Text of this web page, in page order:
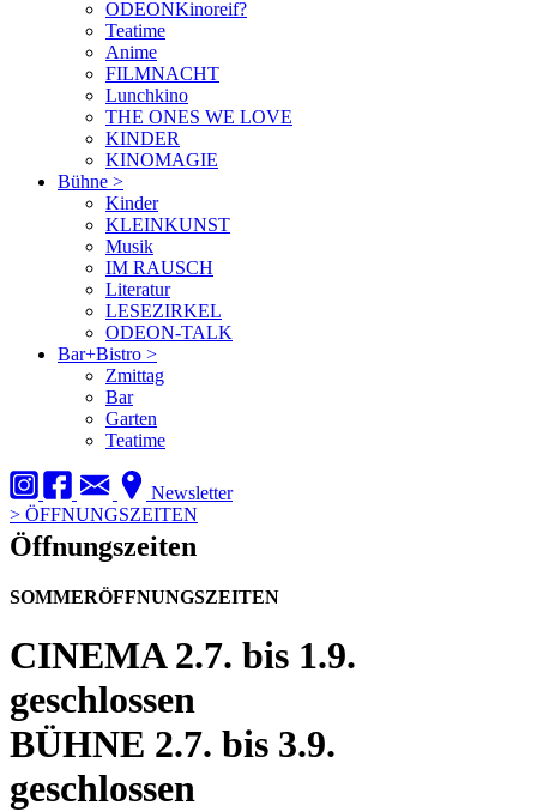
ODEONKinoreif?
Teatime
Anime
FILMNACHT
Lunchkino
THE ONES WE LOVE
KINDER
KINOMAGIE
Bühne >
Kinder
KLEINKUNST
Musik
IM RAUSCH
Literatur
LESEZIRKEL
ODEON-TALK
Bar+Bistro >
Zmittag
Bar
Garten
Teatime
Newsletter
> ÖFFNUNGSZEITEN
Öffnungszeiten
SOMMERÖFFNUNGSZEITEN
CINEMA2.7. bis 1.9.
geschlossen
BÜHNE 2.7. bis 3.9.
geschlossen